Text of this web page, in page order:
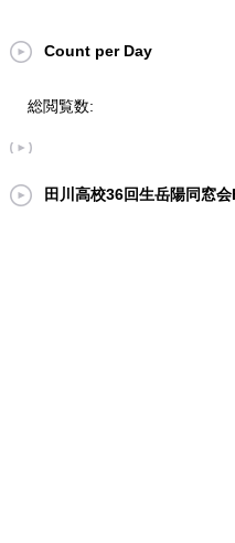
Count per Day
総閲覧数:
田川高校36回生岳陽同窓